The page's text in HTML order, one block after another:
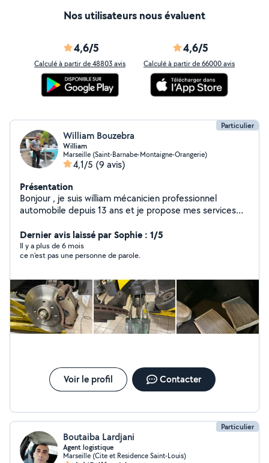
Nos utilisateurs nous évaluent
4,6/5
Calculé à partir de 48803 avis
4,6/5
Calculé à partir de 66000 avis
Particulier
William Bouzebra
William
Marseille (Saint-Barnabe-Montaigne-Orangerie)
4,1/5 (9 avis)
Présentation
Bonjour , je suis william mécanicien professionnel
automobile depuis 13 ans et je propose mes services
machine à pneus , machine à géométrie , valise
diagnostic , polissage des feux , vidange , embrayage ,
distribution ect )
Dernier avis laissé par Sophie : 1/5
Il y a plus de 6 mois
ce n'est pas une personne de parole.
Voir le profil Contacter
Particulier
Boutaiba Lardjani
Agent logistique
Marseille (Cite et Residence Saint-Louis)